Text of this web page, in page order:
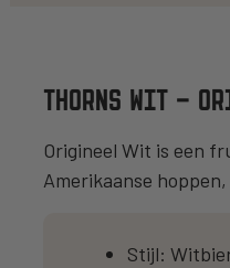
THORNS WIT –
Origineel Wit is een
Amerikaanse
Stijl: